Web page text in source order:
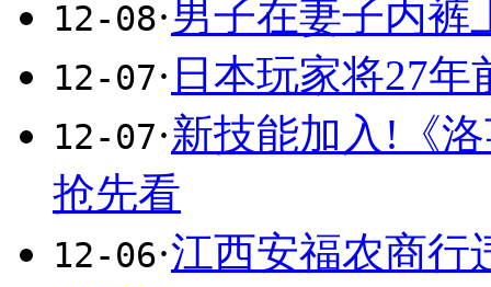
12-08·男子在妻子内裤
12-07· 日本玩家将27年
12-07·新技能加入!《
抢先看
12-06·江西安福农商行